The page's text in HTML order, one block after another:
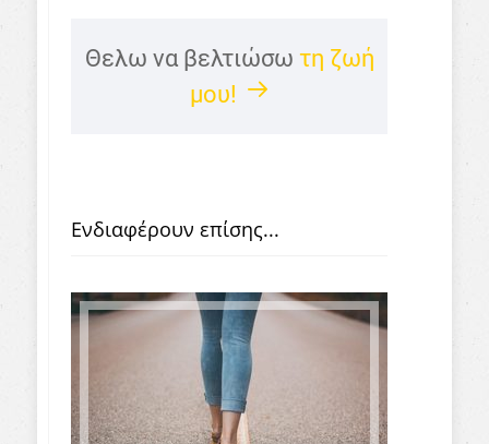
Θελω να βελτιώσω τη ζωή
μου!
Ενδιαφέρουν επίσης...